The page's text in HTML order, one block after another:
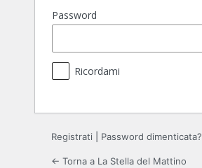
Password
Ricordami
Registrati Password dimenticata?
← Torna a La Stella del Mattino